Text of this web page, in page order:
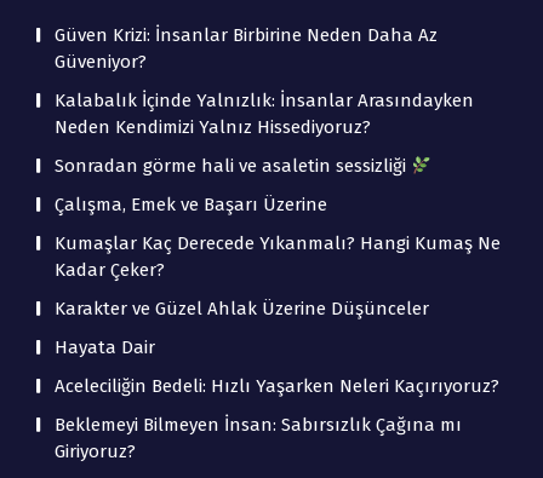
Güven Krizi: İnsanlar Birbirine Neden Daha Az
Güveniyor?
Kalabalık İçinde Yalnızlık: İnsanlar Arasındayken
Neden Kendimizi Yalnız Hissediyoruz?
Sonradan görme hali ve asaletin sessizliği
Çalışma, Emek ve Başarı Üzerine
Kumaşlar Kaç Derecede Yıkanmalı? Hangi Kumaş Ne
Kadar Çeker?
Karakter ve Güzel Ahlak Üzerine Düşünceler
Hayata Dair
Aceleciliğin Bedeli: Hızlı Yaşarken Neleri Kaçırıyoruz?
Beklemeyi Bilmeyen İnsan: Sabırsızlık Çağına mı
Giriyoruz?